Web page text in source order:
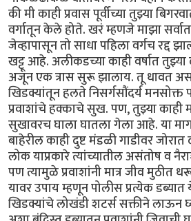
की मी काही प्रवास पूर्वीच्या तुझ्या
वर्गातून केले होते. खरं म्हणजे माझा
जेव्हापासून तो साधा पहिला वर्गच रद्द
खट्टू आहे. अलीकडच्या काही वर्षात तुझ्या
अजून एक त्रास सुरू झालाय. तू धावत
खिडक्यांतून हलते निसर्गसौंदर्य
प्रवाशांचे हक्काचे सुख. पण, तुझ्या काही
सुखावरच घाला घातला गेला आहे. या
बाहेरील काही दुष्ट मंडळी गाडीवर
लोक याप्रकारे त्यांच्यातील असंतोष व
पण त्यामुळे प्रवाशांनी मात्र जीव मुठीत
यावर उपाय म्हणून पोलीस प्रत्येक डब्यात
खिडक्यांचे लोखंडी शटर्स सक्तीने लाऊन